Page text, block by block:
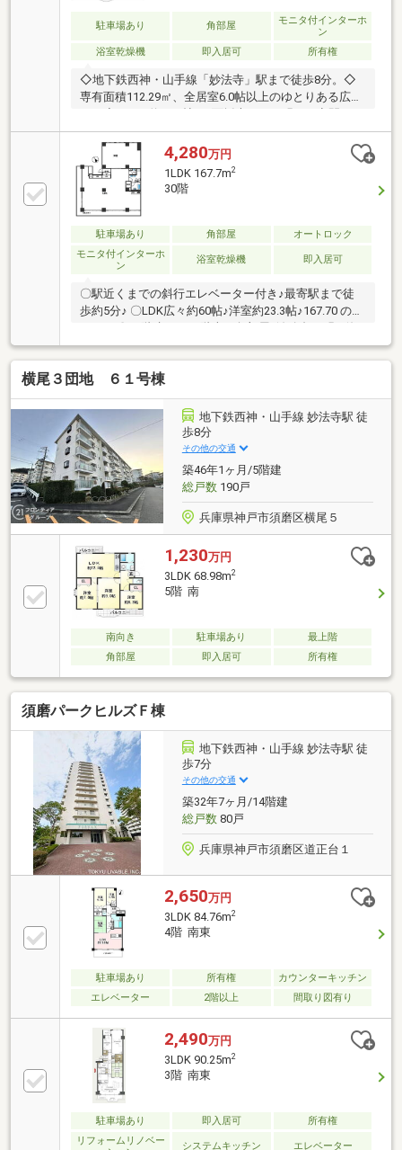
駐車場あり 角部屋
モニタ付インターホ
ン
浴室乾燥機
即入居可 所有権
◇地下鉄西神・山手線「妙法寺」駅まで徒歩8分。◇
専有面積112.29㎡、全居室6.0帖以上のゆとりある広
さ。◇LDKは約18.0帖。2面採光につき明るい空間で
す。◇ウォークインクローゼットや物入など、全居室
に収納スペースが備わっています。◇広さ28㎡のバル
コニーからは開放感あふれる景色が広がります。◇オ
ートロック、TVモニター付きインターホンなど、防犯
面に配慮されています。◇リフォーム履歴≪2013年
≫・浴室、トイレ新調≪2018年≫・キッチン、洗面
台、二重サッシ新調・クロス、床張り替え◇周辺環
境・ローソン神戸妙法寺荒打店まで徒歩6分・コープ
横尾まで徒歩9分
4,280万円
1LDK 167.7m2
30階
駐車場あり 角部屋
オートロック
モニタ付インターホ
ン
浴室乾燥機 即入居可
〇駅近くまでの斜行エレベーター付き♪最寄駅まで徒
歩約5分♪ 〇LDK広々約60帖♪洋室約23.3帖♪167.70 の
1LDK♪ 〇33階建ての30階南西角部屋♪淡路島や明石海
峡大橋まで見渡せます♪
横尾３団地 ６１号棟
地下鉄西神・山手線 妙法寺駅 徒
歩8分
その他の交通
築46年1ヶ月/5階建
総戸数190戸
兵庫県神戸市須磨区横尾５
1,230万円
3LDK 68.98m2
5階 南
南向き 駐車場あり
最上階
角部屋
即入居可 所有権
須磨パークヒルズＦ棟
地下鉄西神・山手線 妙法寺駅 徒
歩7分
その他の交通
築32年7ヶ月/14階建
総戸数80戸
兵庫県神戸市須磨区道正台１
2,650万円
3LDK 84.76m2
4階 南東
駐車場あり 所有権
カウンターキッチン
エレベーター
2階以上 間取り図有り
2,490万円
3LDK 90.25m2
3階 南東
駐車場あり 即入居可
所有権
リフォームリノベー
システムキッチン エレベーター